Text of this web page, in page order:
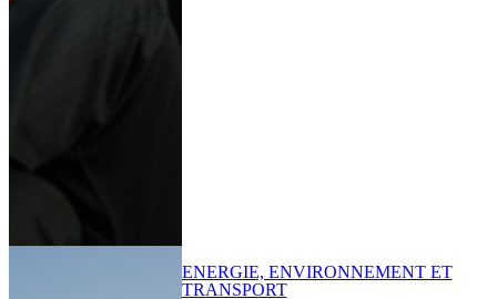
ENERGIE, ENVIRONNEMENT ET
TRANSPORT